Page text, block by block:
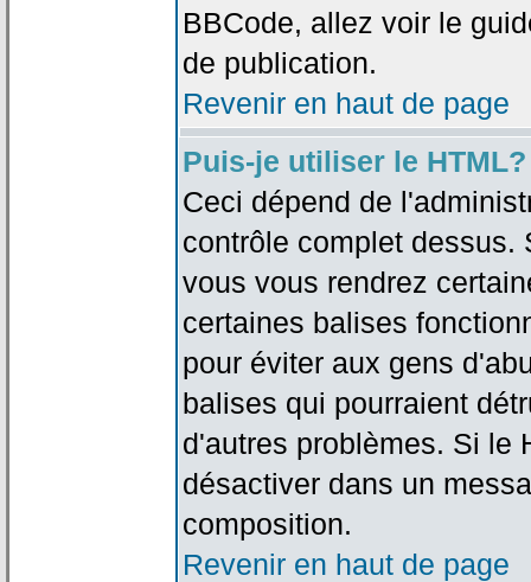
BBCode, allez voir le
de publication.
Revenir en haut de page
Puis-je utiliser le HTML?
Ceci dépend de
contrôle complet dessus.
vous vous rendrez
certaines balises
pour éviter aux gens
balises qui pourraient
d'autres problèmes. Si le
désactiver dans un
composition.
Revenir en haut de page